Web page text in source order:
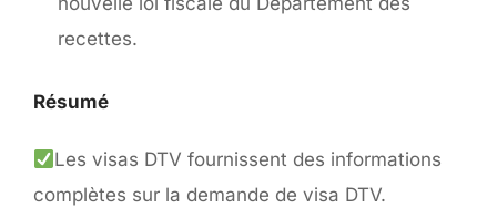
recettes.
Résumé
Les visas DTV fournissent des informations
complètes sur la demande de visa DTV.